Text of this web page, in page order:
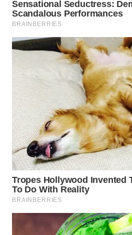
WN
TEBING
KARAWANG
WN
BEKASI
WN
BOGOR
WN
DEPOK